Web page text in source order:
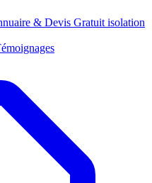
& Devis Gratuit isolation